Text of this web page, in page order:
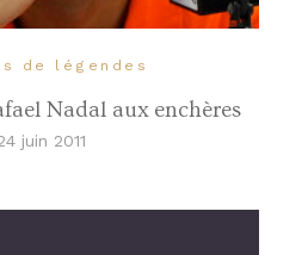
de légendes
Nadal aux enchères
juin 2011